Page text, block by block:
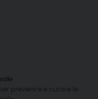
prevenire e curare le